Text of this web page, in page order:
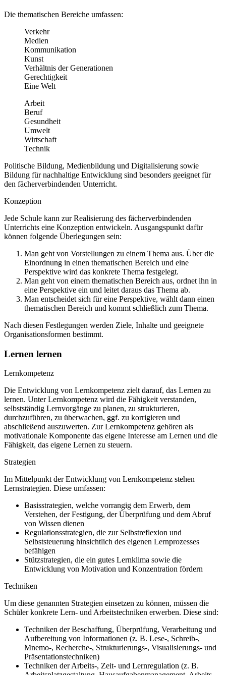
Die thematischen Bereiche umfassen:
Verkehr
Medien
Kommunikation
Kunst
Verhältnis der Generationen
Gerechtigkeit
Eine Welt
Arbeit
Beruf
Gesundheit
Umwelt
Wirtschaft
Technik
Politische Bildung, Medienbildung und Digitalisierung sowie
Bildung für nachhaltige Entwicklung sind besonders geeignet für
den fächerverbindenden Unterricht.
Konzeption
Jede Schule kann zur Realisierung des fächerverbindenden
Unterrichts eine Konzeption entwickeln. Ausgangspunkt dafür
können folgende Überlegungen sein:
Man geht von Vorstellungen zu einem Thema aus. Über die
Einordnung in einen thematischen Bereich und eine
Perspektive wird das konkrete Thema festgelegt.
Man geht von einem thematischen Bereich aus, ordnet ihn in
eine Perspektive ein und leitet daraus das Thema ab.
Man entscheidet sich für eine Perspektive, wählt dann einen
thematischen Bereich und kommt schließlich zum Thema.
Nach diesen Festlegungen werden Ziele, Inhalte und geeignete
Organisationsformen bestimmt.
Lernen lernen
Lernkompetenz
Die Entwicklung von Lernkompetenz zielt darauf, das Lernen zu
lernen. Unter Lernkompetenz wird die Fähigkeit verstanden,
selbstständig Lernvorgänge zu planen, zu strukturieren,
durchzuführen, zu überwachen, ggf. zu korrigieren und
abschließend auszuwerten. Zur Lernkompetenz gehören als
motivationale Komponente das eigene Interesse am Lernen und die
Fähigkeit, das eigene Lernen zu steuern.
Strategien
Im Mittelpunkt der Entwicklung von Lernkompetenz stehen
Lernstrategien. Diese umfassen:
Basisstrategien, welche vorrangig dem Erwerb, dem
Verstehen, der Festigung, der Überprüfung und dem Abruf
von Wissen dienen
Regulationsstrategien, die zur Selbstreflexion und
Selbststeuerung hinsichtlich des eigenen Lernprozesses
befähigen
Stützstrategien, die ein gutes Lernklima sowie die
Entwicklung von Motivation und Konzentration fördern
Techniken
Um diese genannten Strategien einsetzen zu können, müssen die
Schüler konkrete Lern- und Arbeitstechniken erwerben. Diese sind:
Techniken der Beschaffung, Überprüfung, Verarbeitung und
Aufbereitung von Informationen (z. B. Lese-, Schreib-,
Mnemo-, Recherche-, Strukturierungs-, Visualisierungs- und
Präsentationstechniken)
Techniken der Arbeits-, Zeit- und Lernregulation (z. B.